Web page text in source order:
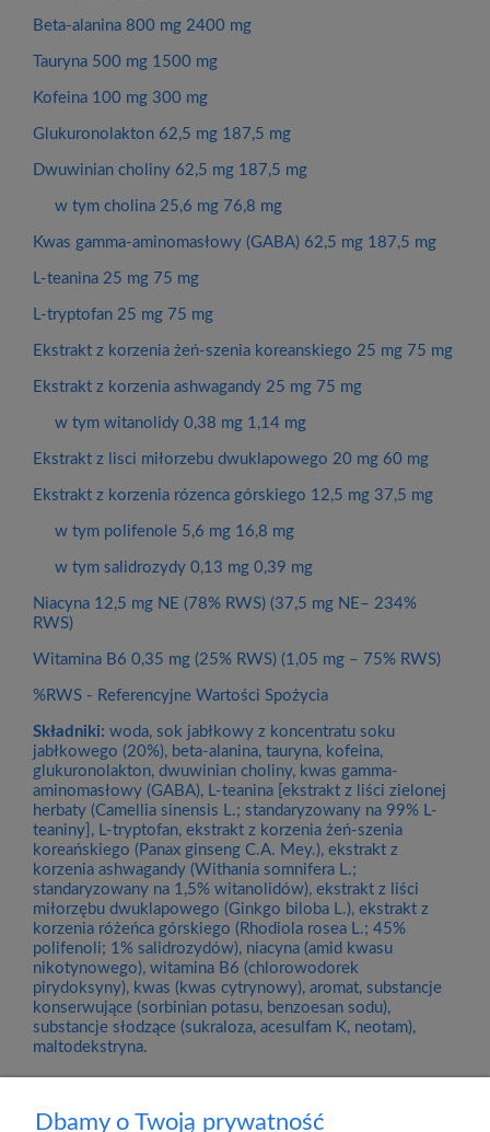
Beta-alanina 800 mg 2400 mg
Tauryna 500 mg 1500 mg
Kofeina 100 mg 300 mg
Glukuronolakton 62,5 mg 187,5 mg
Dwuwinian choliny 62,5 mg 187,5 mg
w tym cholina 25,6 mg 76,8 mg
Kwas gamma-aminomasłowy (GABA) 62,5 mg 187,5 mg
L-teanina 25 mg 75 mg
L-tryptofan 25 mg 75 mg
Ekstrakt z korzenia żeń-szenia koreanskiego 25 mg 75 mg
Ekstrakt z korzenia ashwagandy 25 mg 75 mg
w tym witanolidy 0,38 mg 1,14 mg
Ekstrakt z lisci miłorzebu dwuklapowego 20 mg 60 mg
Ekstrakt z korzenia rózenca górskiego 12,5 mg 37,5 mg
w tym polifenole 5,6 mg 16,8 mg
w tym salidrozydy 0,13 mg 0,39 mg
Niacyna 12,5 mg NE (78% RWS) (37,5 mg NE– 234%
RWS)
Witamina B6 0,35 mg (25% RWS) (1,05 mg – 75% RWS)
%RWS - Referencyjne Wartości Spożycia
Składniki: woda, sok jabłkowy z koncentratu soku
jabłkowego (20%), beta-alanina, tauryna, kofeina,
glukuronolakton, dwuwinian choliny, kwas gamma-
aminomasłowy (GABA), L-teanina [ekstrakt z liści zielonej
herbaty (Camellia sinensis L.; standaryzowany na 99% L-
teaniny], L-tryptofan, ekstrakt z korzenia żeń-szenia
koreańskiego (Panax ginseng C.A. Mey.), ekstrakt z
korzenia ashwagandy (Withania somnifera L.;
standaryzowany na 1,5% witanolidów), ekstrakt z liści
miłorzębu dwuklapowego (Ginkgo biloba L.), ekstrakt z
korzenia różeńca górskiego (Rhodiola rosea L.; 45%
polifenoli; 1% salidrozydów), niacyna (amid kwasu
nikotynowego), witamina B6 (chlorowodorek
pirydoksyny), kwas (kwas cytrynowy), aromat, substancje
konserwujące (sorbinian potasu, benzoesan sodu),
substancje słodzące (sukraloza, acesulfam K, neotam),
maltodekstryna.
Dbamy o Twoją prywatność